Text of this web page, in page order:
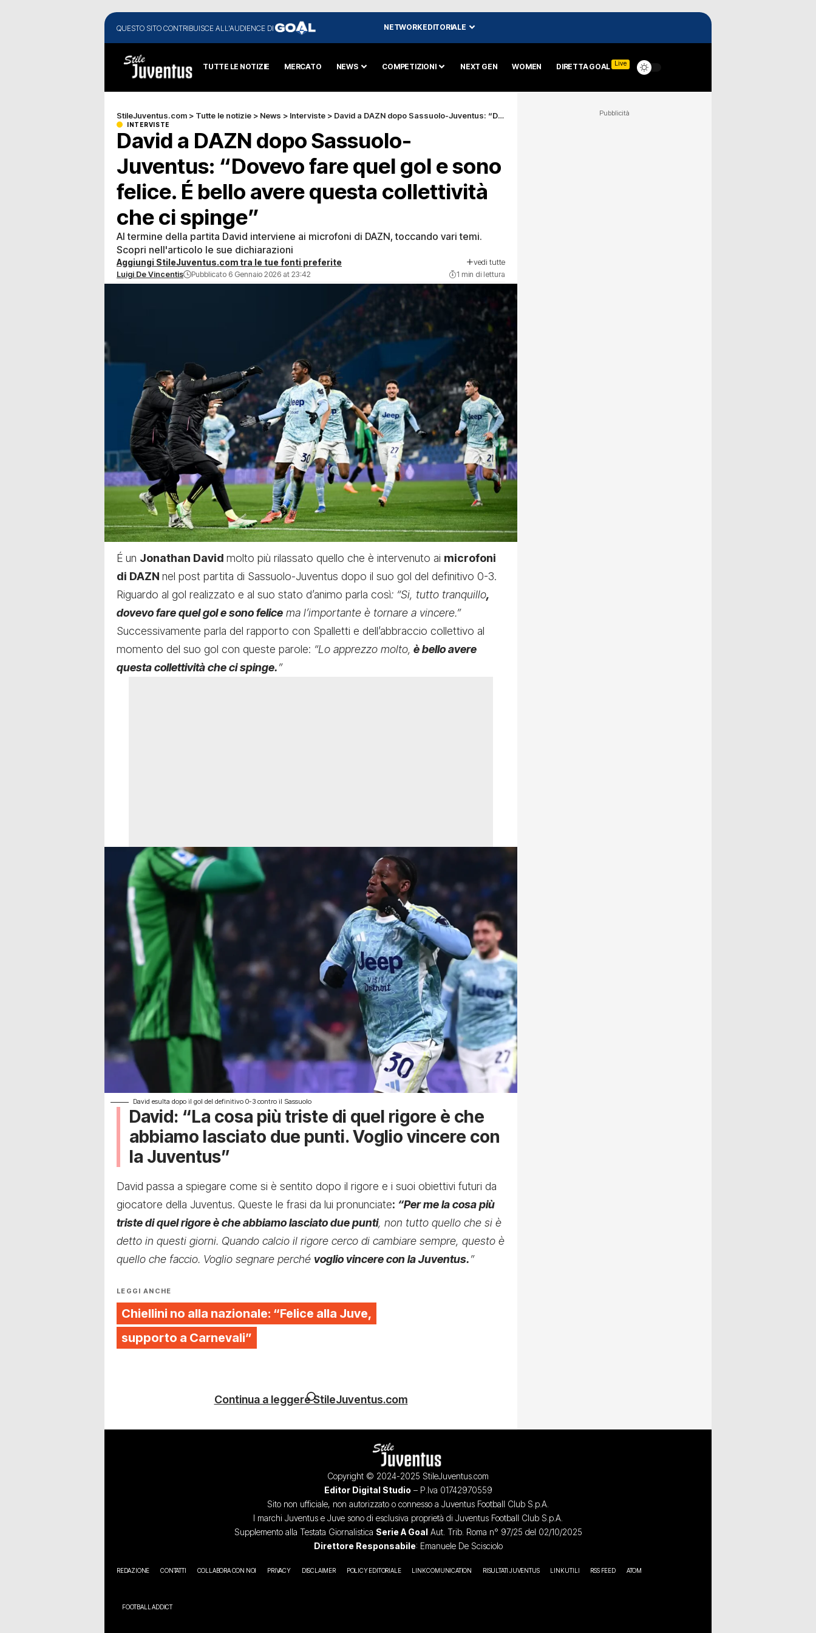
QUESTO SITO CONTRIBUISCE ALL'AUDIENCE DI NETWORK EDITORIALE
TUTTE LE NOTIZIE MERCATO NEWS COMPETIZIONI NEXT GEN WOMEN DIRETTA GOAL Live
StileJuventus.com > Tutte le notizie > News > Interviste > David a DAZN dopo Sassuolo-Juventus: “Dovevo fare quel gol e sono felice. É bello avere questa collettività che ci spinge”
INTERVISTE
David a DAZN dopo Sassuolo-
Juventus: “Dovevo fare quel gol e sono
felice. É bello avere questa collettività
che ci spinge”
Al termine della partita David interviene ai microfoni di DAZN, toccando vari temi.
Scopri nell'articolo le sue dichiarazioni
Aggiungi StileJuventus.com tra le tue fonti preferite vedi tutte
Luigi De Vincentis Pubblicato 6 Gennaio 2026 at 23:42 1 min di lettura
É un Jonathan David molto più rilassato quello che è intervenuto ai microfoni
di DAZN nel post partita di Sassuolo-Juventus dopo il suo gol del definitivo 0-3.
Riguardo al gol realizzato e al suo stato d’animo parla così: “Si, tutto tranquillo,
dovevo fare quel gol e sono felice ma l’importante è tornare a vincere.”
Successivamente parla del rapporto con Spalletti e dell’abbraccio collettivo al
momento del suo gol con queste parole: “Lo apprezzo molto, è bello avere
questa collettività che ci spinge.”
David esulta dopo il gol del definitivo 0-3 contro il Sassuolo
David: “La cosa più triste di quel rigore è che
abbiamo lasciato due punti. Voglio vincere con
la Juventus”
David passa a spiegare come si è sentito dopo il rigore e i suoi obiettivi futuri da
giocatore della Juventus. Queste le frasi da lui pronunciate: “Per me la cosa più
triste di quel rigore è che abbiamo lasciato due punti, non tutto quello che si è
detto in questi giorni. Quando calcio il rigore cerco di cambiare sempre, questo è
quello che faccio. Voglio segnare perché voglio vincere con la Juventus.”
LEGGI ANCHE
Chiellini no alla nazionale: “Felice alla Juve,
supporto a Carnevali”
Continua a leggere StileJuventus.com
Pubblicità
Copyright © 2024-2025 StileJuventus.com
Editor Digital Studio – P.Iva 01742970559
Sito non ufficiale, non autorizzato o connesso a Juventus Football Club S.p.A.
I marchi Juventus e Juve sono di esclusiva proprietà di Juventus Football Club S.p.A.
Supplemento alla Testata Giornalistica Serie A GoalAut. Trib. Roma n° 97/25 del 02/10/2025
Direttore Responsabile: Emanuele De Scisciolo
REDAZIONE CONTATTI COLLABORA CON NOI PRIVACY DISCLAIMER POLICY EDITORIALE LINK COMUNICATION RISULTATI JUVENTUS LINK UTILI RSS FEED ATOM
FOOTBALL ADDICT